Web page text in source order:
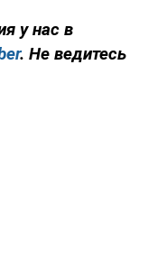
у нас в
. Не ведитесь